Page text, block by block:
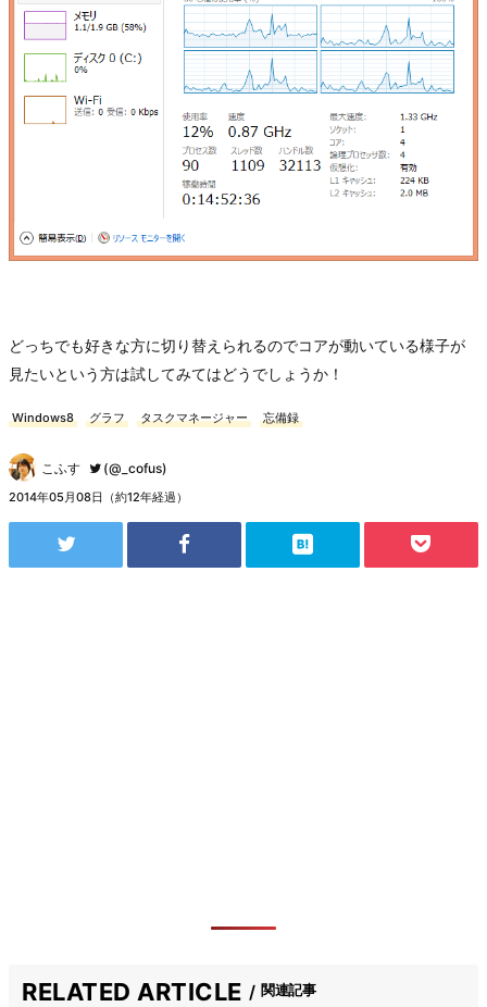
どっちでも好きな方に切り替えられるのでコアが動いている様子が
見たいという方は試してみてはどうでしょうか！
Windows8 グラフ タスクマネージャー 忘備録
こふす (@_cofus)
2014年05月08日（約12年経過）
RELATED ARTICLE 関連記事